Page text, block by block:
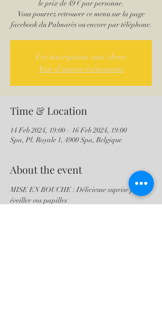
le prix de 49 € par personne.
Vous pourrez retrouver ce menu sur la page
facebook du Palmarès ou encore par téléphone.
Les inscriptions sont closes
Voir d'autres événements
Time & Location
14 Feb 2024, 19:00 – 16 Feb 2024, 19:00
Spa, Pl. Royale 1, 4900 Spa, Belgique
About the event
MISE EN BOUCHE : Délicieuse suprise pour
éveiller vos papilles